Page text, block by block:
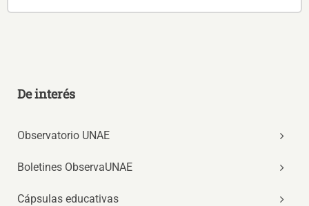
De interés
Observatorio UNAE
Boletines ObservaUNAE
Cápsulas educativas